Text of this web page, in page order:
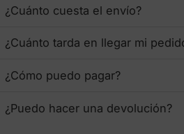
¿Cuánto cuesta el envío?
¿Cuánto tarda en llegar mi
¿Cómo puedo pagar?
¿Puedo hacer una devolución?